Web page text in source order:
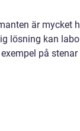
är mycket
lösning kan
på